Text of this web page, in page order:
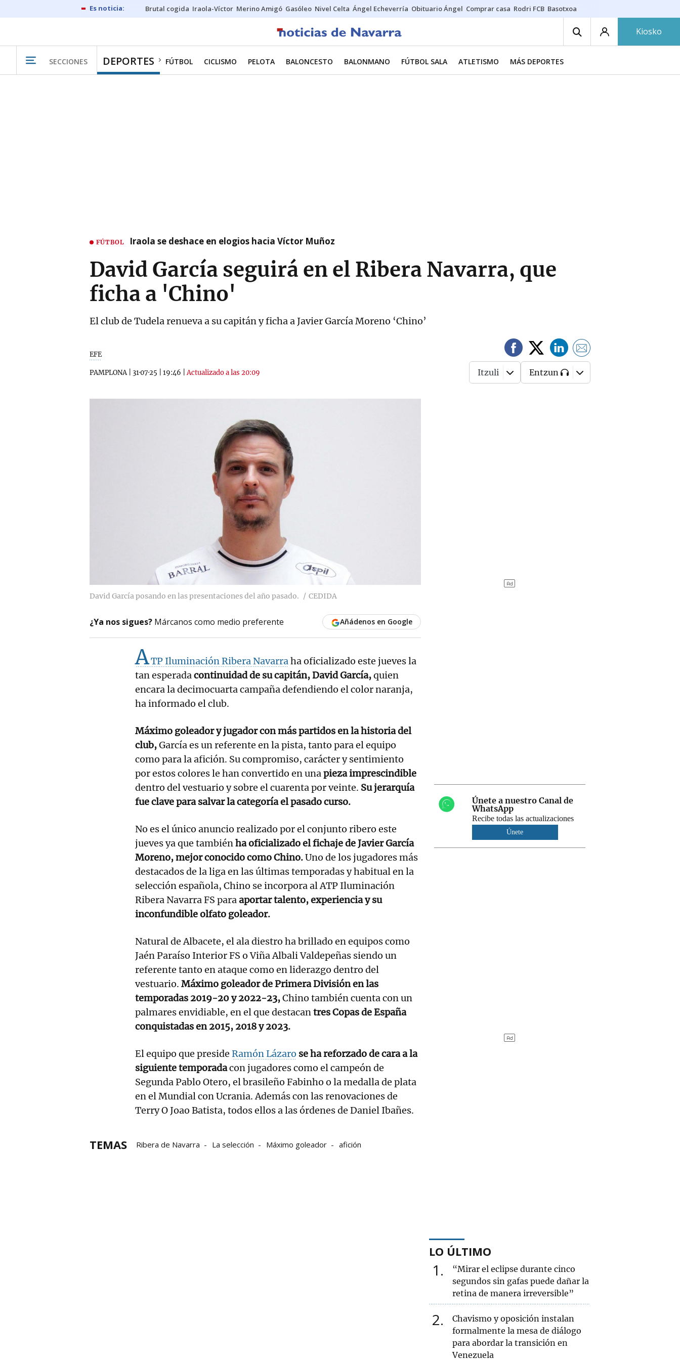
Brutal cogida Iraola-Víctor Merino Amigó Gasóleo Nivel Celta Ángel Echeverría Obituario Ángel Comprar casa Rodri FCB Basotxoa
Kiosko
SECCIONES DEPORTES FÚTBOL CICLISMO PELOTA BALONCESTO BALONMANO FÚTBOL SALA ATLETISMO MÁS DEPORTES
FÚTBOL Iraola se deshace en elogios hacia Víctor Muñoz
David García seguirá en el Ribera Navarra, que
ficha a 'Chino'
El club de Tudela renueva a su capitán y ficha a Javier García Moreno ‘Chino’
EFE
PAMPLONA| 31·07·25 19:46 |Actualizado a las 20:09 Itzuli Entzun
David García posando en las presentaciones del año pasado. CEDIDA
¿Ya nos sigues? Márcanos como medio preferente Añádenos en Google
ATP Iluminación Ribera Navarraha oficializado este jueves la
tan esperadacontinuidad de su capitán, David García,quien
encara la decimocuarta campaña defendiendo el color naranja,
ha informado el club.
Máximo goleador y jugador con más partidos en la historia del
club,García es un referente en la pista, tanto para el equipo
como para la afición. Su compromiso, carácter y sentimiento
por estos colores le han convertido en unapieza imprescindible
dentro del vestuario y sobre el cuarenta por veinte. Su jerarquía
fue clave para salvar la categoría el pasado curso.
No es el único anuncio realizado por el conjunto ribero este
jueves ya que tambiénha oficializado el fichaje de Javier García
Moreno, mejor conocido como Chino.Uno de los jugadores más
destacados de la liga en las últimas temporadas y habitual en la
selección española, Chino se incorpora al ATP Iluminación
Ribera Navarra FS paraaportar talento, experiencia y su
inconfundible olfato goleador.
Natural de Albacete, el ala diestro ha brillado en equipos como
Jaén Paraíso Interior FS o Viña Albali Valdepeñas siendo un
referente tanto en ataque como en liderazgo dentro del
vestuario. Máximo goleador de Primera División en las
temporadas 2019-20 y 2022-23,Chino también cuenta con un
palmares envidiable, en el que destacantres Copas de España
conquistadas en 2015, 2018 y 2023.
El equipo que preside Ramón Lázaro se ha reforzado de cara a la
siguiente temporadacon jugadores como el campeón de
Segunda Pablo Otero, el brasileño Fabinho o la medalla de plata
en el Mundial con Ucrania. Además con las renovaciones de
Terry O Joao Batista, todos ellos a las órdenes de Daniel Ibañes.
TEMAS Ribera de Navarra La selección Máximo goleador afición
Únete a nuestro Canal de
WhatsApp
Recibe todas las actualizaciones
Únete
LO ÚLTIMO
1
“Mirar el eclipse durante cinco
segundos sin gafas puede dañar la
retina de manera irreversible”
2
Chavismo y oposición instalan
formalmente la mesa de diálogo
para abordar la transición en
Venezuela